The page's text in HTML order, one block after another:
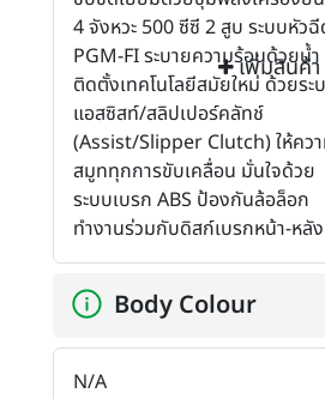
เพิ่มสินค้า
4 จังหวะ 500 ซีซี 2 สูบ ระบบหัว
PGM-FI ระบายความร้อนด้วยน้ำ
ติดตั้งเทคโนโลยีสมัยใหม่ ด้วยระ
แอสซิสท์/สลิปเปอร์คลัทช์
(Assist/Slipper Clutch) ให้คว
สมูททุกการขับเคลื่อน มั่นใจด้วย
ระบบเบรก ABS ป้องกันล้อล็อก
ทำงานร่วมกับดิสก์เบรกหน้า-หลัง
Body Colour
N/A